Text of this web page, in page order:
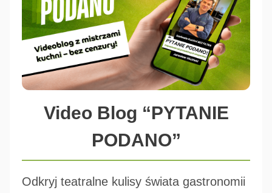
Video Blog “PYTANIE
PODANO”
Odkryj teatralne kulisy świata gastronomii